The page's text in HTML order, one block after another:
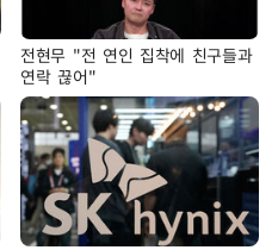
전현무 "전 연인 집착에 친구들과
연락 끊어"